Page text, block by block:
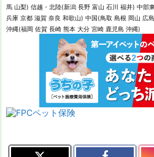
馬 山梨) 信越・北陸(新潟 長野 富山 石川 福井) 中部
兵庫 京都 滋賀 奈良 和歌山) 中国(鳥取 島根 岡山 広
沖縄(福岡 佐賀 長崎 熊本 大分 宮崎 鹿児島 沖縄)